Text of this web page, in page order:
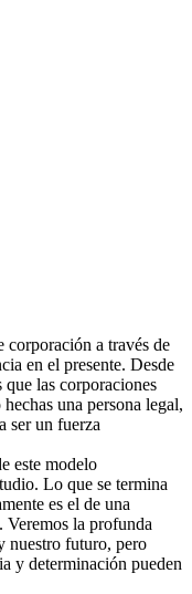
corporación a través de
en el presente. Desde
las corporaciones
una persona legal,
ser un fuerza
este modelo
Lo que se termina
es el de una
Veremos la profunda
nuestro futuro, pero
y determinación pueden